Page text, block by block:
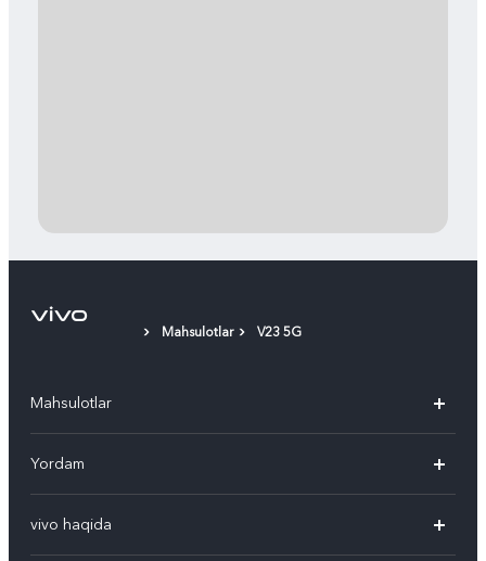
Mahsulotlar V23 5G
Mahsulotlar
V50 Lite
Y29
Yordam
Funtouch OS
vivo haqida